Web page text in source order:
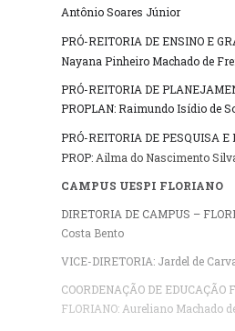
Antônio Soares Júnior
PRÓ-REITORIA DE ENSINO E
Nayana Pinheiro Machado de
PRÓ-REITORIA DE
PROPLAN: Raimundo Isídio de
PRÓ-REITORIA DE PESQUISA E
PROP: Ailma do Nascimento
CAMPUS UESPI FLORIANO
DIRETORIA DE CAMPUS –
Costa Bento
VICE-DIRETORIA: Jardel de
COORDENAÇÃO DE EDUCAÇÃO
FLORIANO: Aureliano Machado